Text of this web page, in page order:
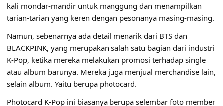
kali mondar-mandir untuk manggung dan menampilkan
tarian-tarian yang keren dengan pesonanya masing-masing.
Namun, sebenarnya ada detail menarik dari BTS dan
BLACKPINK, yang merupakan salah satu bagian dari industri
K-Pop, ketika mereka melakukan promosi terhadap single
atau album barunya. Mereka juga menjual merchandise lain,
selain album. Yaitu berupa photocard.
Photocard K-Pop ini biasanya berupa selembar foto member